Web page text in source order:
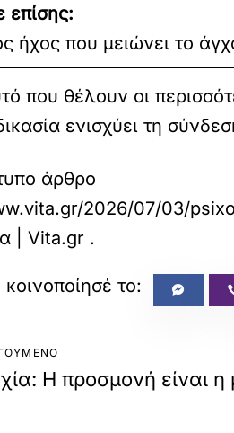
επίσης:
ήχος που μειώνει το
που θέλουν οι
ενισχύει τη
άρθρο
2026/07/03/
| Vita.gr .
Η προσμονή είναι